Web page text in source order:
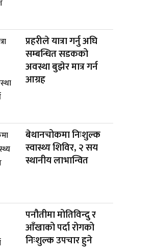
प्रहरीले यात्रा गर्नु अघि
सम्बन्धित सडकको
अवस्था बुझेर मात्र गर्न
आग्रह
बेथानचोकमा निःशुल्क
स्वास्थ्य शिविर, २ सय
स्थानीय लाभान्वित
पनौतीमा मोतिविन्दु र
आँखाको पर्दा रोगको
निःशुल्क उपचार हुने